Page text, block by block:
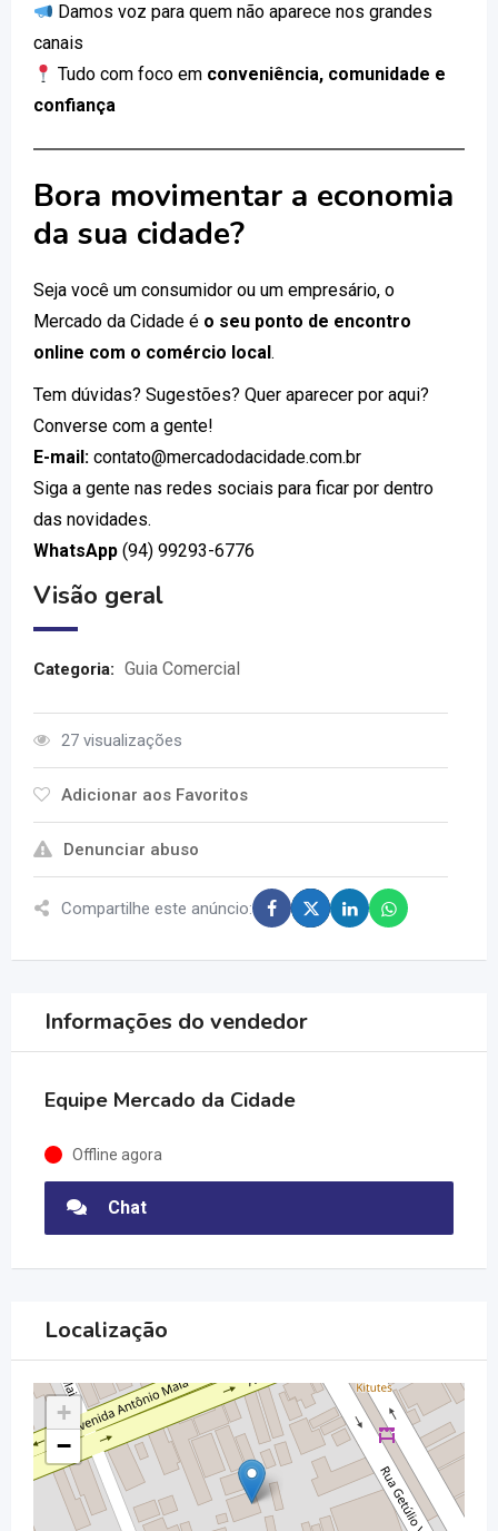
Damos voz para quem não aparece nos grandes
canais
Tudo com foco em conveniência, comunidade e
confiança
Bora movimentar a economia
da sua cidade?
Seja você um consumidor ou um empresário, o
Mercado da Cidade é o seu ponto de encontro
online com o comércio local.
Tem dúvidas? Sugestões? Quer aparecer por aqui?
Converse com a gente!
E-mail: contato@mercadodacidade.com.br
Siga a gente nas redes sociais para ficar por dentro
das novidades.
WhatsApp (94) 99293-6776
Visão geral
Categoria: Guia Comercial
27 visualizações
Adicionar aos Favoritos
Denunciar abuso
Compartilhe este anúncio:
Informações do vendedor
Equipe Mercado da Cidade
Offline agora
Chat
Localização
+
−